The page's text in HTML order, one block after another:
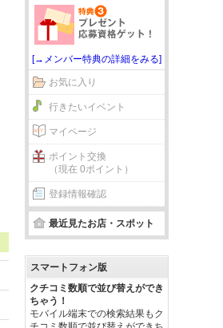
[→メンバー特典の詳細をみる]
お気に入り
行きたいイベント
マイページ
ポイント交換
（現在 0ポイント）
登録情報確認
最近見たお店・スポット
スマートフォン版
クチコミ数順で並び替えができ
ちゃう！
モバイル端末での検索結果もク